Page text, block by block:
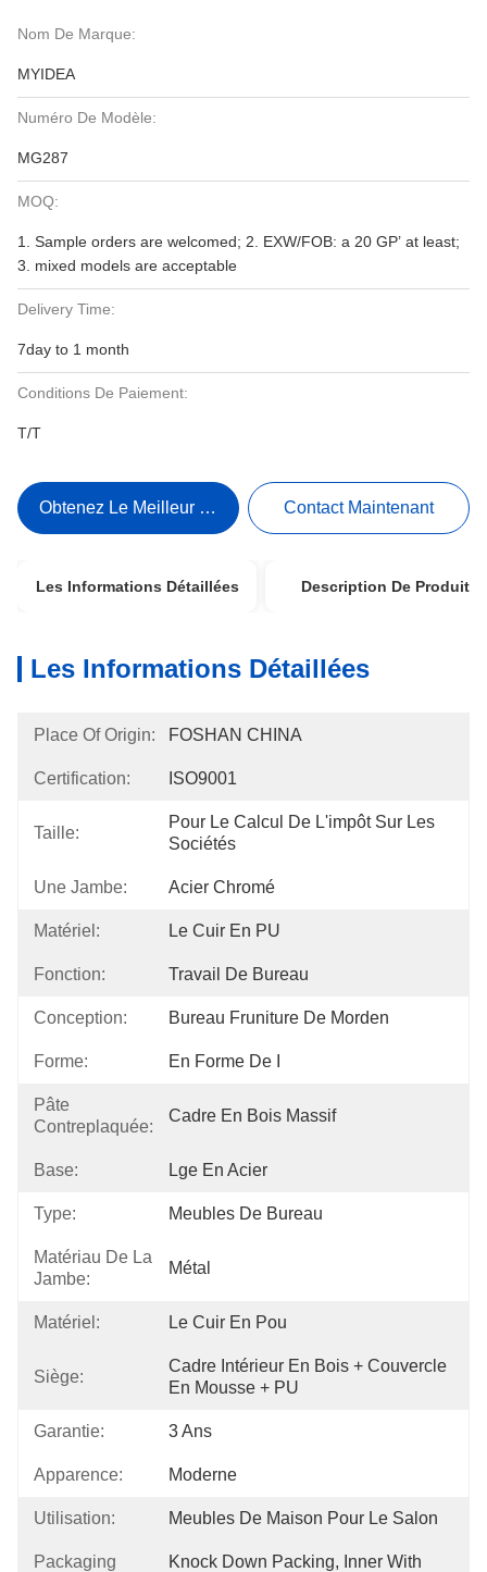
Nom De Marque:
MYIDEA
Numéro De Modèle:
MG287
MOQ:
1. Sample orders are welcomed; 2. EXW/FOB: a 20 GP’ at least;
3. mixed models are acceptable
Delivery Time:
7day to 1 month
Conditions De Paiement:
T/T
Obtenez Le Meilleur Prix Contact Maintenant
Les Informations Détaillées Description De Produit
Les Informations Détaillées
Place Of Origin: FOSHAN CHINA
Certification: ISO9001
Taille:
Pour Le Calcul De L'impôt Sur Les
Sociétés
Une Jambe: Acier Chromé
Matériel: Le Cuir En PU
Fonction: Travail De Bureau
Conception: Bureau Fruniture De Morden
Forme: En Forme De I
Pâte
Contreplaquée:
Cadre En Bois Massif
Base: Lge En Acier
Type: Meubles De Bureau
Matériau De La
Jambe:
Métal
Matériel: Le Cuir En Pou
Siège:
Cadre Intérieur En Bois + Couvercle
En Mousse + PU
Garantie: 3 Ans
Apparence: Moderne
Utilisation: Meubles De Maison Pour Le Salon
Packaging Knock Down Packing, Inner With